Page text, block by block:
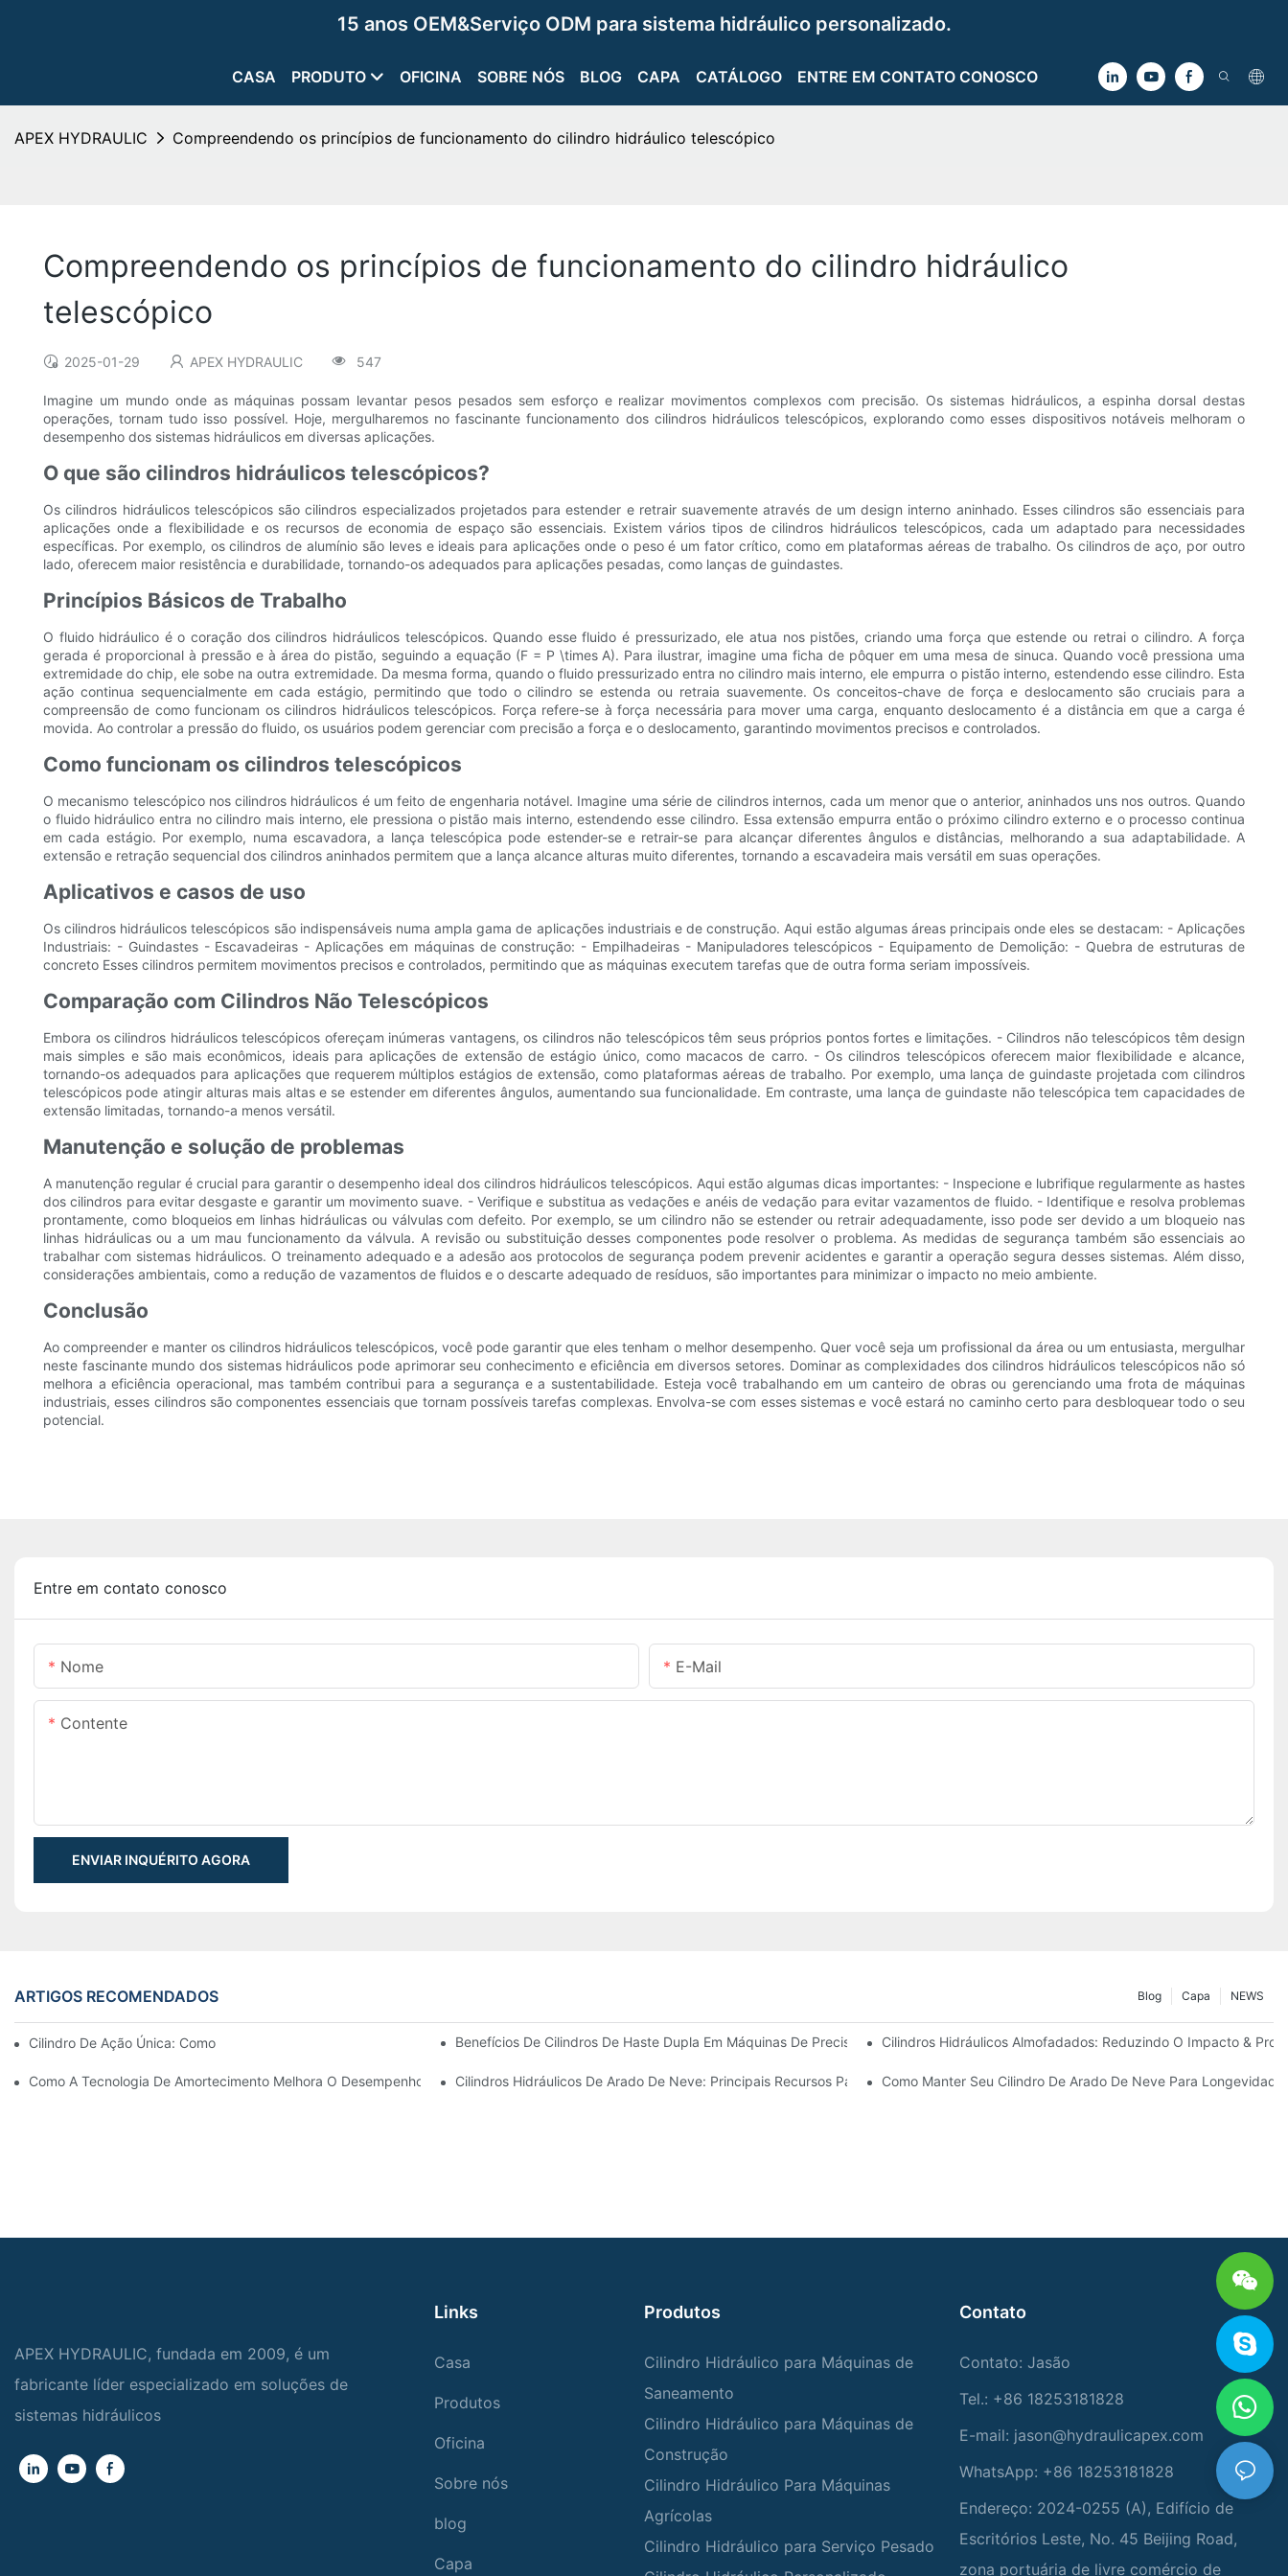
15 anos OEM&Serviço ODM para sistema hidráulico personalizado.
CASA PRODUTO OFICINA SOBRE NÓS BLOG CAPA CATÁLOGO ENTRE EM CONTATO CONOSCO
APEX HYDRAULIC Compreendendo os princípios de funcionamento do cilindro hidráulico telescópico
Compreendendo os princípios de funcionamento do cilindro hidráulico
telescópico
2025-01-29 APEX HYDRAULIC 547
Imagine um mundo onde as máquinas possam levantar pesos pesados ​​sem esforço e realizar movimentos complexos com precisão. Os sistemas hidráulicos, a espinha dorsal destas
operações, tornam tudo isso possível. Hoje, mergulharemos no fascinante funcionamento dos cilindros hidráulicos telescópicos, explorando como esses dispositivos notáveis ​​melhoram o
desempenho dos sistemas hidráulicos em diversas aplicações.
O que são cilindros hidráulicos telescópicos?
Os cilindros hidráulicos telescópicos são cilindros especializados projetados para estender e retrair suavemente através de um design interno aninhado. Esses cilindros são essenciais para
aplicações onde a flexibilidade e os recursos de economia de espaço são essenciais. Existem vários tipos de cilindros hidráulicos telescópicos, cada um adaptado para necessidades
específicas. Por exemplo, os cilindros de alumínio são leves e ideais para aplicações onde o peso é um fator crítico, como em plataformas aéreas de trabalho. Os cilindros de aço, por outro
lado, oferecem maior resistência e durabilidade, tornando-os adequados para aplicações pesadas, como lanças de guindastes.
Princípios Básicos de Trabalho
O fluido hidráulico é o coração dos cilindros hidráulicos telescópicos. Quando esse fluido é pressurizado, ele atua nos pistões, criando uma força que estende ou retrai o cilindro. A força
gerada é proporcional à pressão e à área do pistão, seguindo a equação (F = P \times A). Para ilustrar, imagine uma ficha de pôquer em uma mesa de sinuca. Quando você pressiona uma
extremidade do chip, ele sobe na outra extremidade. Da mesma forma, quando o fluido pressurizado entra no cilindro mais interno, ele empurra o pistão interno, estendendo esse cilindro. Esta
ação continua sequencialmente em cada estágio, permitindo que todo o cilindro se estenda ou retraia suavemente. Os conceitos-chave de força e deslocamento são cruciais para a
compreensão de como funcionam os cilindros hidráulicos telescópicos. Força refere-se à força necessária para mover uma carga, enquanto deslocamento é a distância em que a carga é
movida. Ao controlar a pressão do fluido, os usuários podem gerenciar com precisão a força e o deslocamento, garantindo movimentos precisos e controlados.
Como funcionam os cilindros telescópicos
O mecanismo telescópico nos cilindros hidráulicos é um feito de engenharia notável. Imagine uma série de cilindros internos, cada um menor que o anterior, aninhados uns nos outros. Quando
o fluido hidráulico entra no cilindro mais interno, ele pressiona o pistão mais interno, estendendo esse cilindro. Essa extensão empurra então o próximo cilindro externo e o processo continua
em cada estágio. Por exemplo, numa escavadora, a lança telescópica pode estender-se e retrair-se para alcançar diferentes ângulos e distâncias, melhorando a sua adaptabilidade. A
extensão e retração sequencial dos cilindros aninhados permitem que a lança alcance alturas muito diferentes, tornando a escavadeira mais versátil em suas operações.
Aplicativos e casos de uso
Os cilindros hidráulicos telescópicos são indispensáveis ​​numa ampla gama de aplicações industriais e de construção. Aqui estão algumas áreas principais onde eles se destacam: - Aplicações
Industriais: - Guindastes - Escavadeiras - Aplicações em máquinas de construção: - Empilhadeiras - Manipuladores telescópicos - Equipamento de Demolição: - Quebra de estruturas de
concreto Esses cilindros permitem movimentos precisos e controlados, permitindo que as máquinas executem tarefas que de outra forma seriam impossíveis.
Comparação com Cilindros Não Telescópicos
Embora os cilindros hidráulicos telescópicos ofereçam inúmeras vantagens, os cilindros não telescópicos têm seus próprios pontos fortes e limitações. - Cilindros não telescópicos têm design
mais simples e são mais econômicos, ideais para aplicações de extensão de estágio único, como macacos de carro. - Os cilindros telescópicos oferecem maior flexibilidade e alcance,
tornando-os adequados para aplicações que requerem múltiplos estágios de extensão, como plataformas aéreas de trabalho. Por exemplo, uma lança de guindaste projetada com cilindros
telescópicos pode atingir alturas mais altas e se estender em diferentes ângulos, aumentando sua funcionalidade. Em contraste, uma lança de guindaste não telescópica tem capacidades de
extensão limitadas, tornando-a menos versátil.
Manutenção e solução de problemas
A manutenção regular é crucial para garantir o desempenho ideal dos cilindros hidráulicos telescópicos. Aqui estão algumas dicas importantes: - Inspecione e lubrifique regularmente as hastes
dos cilindros para evitar desgaste e garantir um movimento suave. - Verifique e substitua as vedações e anéis de vedação para evitar vazamentos de fluido. - Identifique e resolva problemas
prontamente, como bloqueios em linhas hidráulicas ou válvulas com defeito. Por exemplo, se um cilindro não se estender ou retrair adequadamente, isso pode ser devido a um bloqueio nas
linhas hidráulicas ou a um mau funcionamento da válvula. A revisão ou substituição desses componentes pode resolver o problema. As medidas de segurança também são essenciais ao
trabalhar com sistemas hidráulicos. O treinamento adequado e a adesão aos protocolos de segurança podem prevenir acidentes e garantir a operação segura desses sistemas. Além disso,
considerações ambientais, como a redução de vazamentos de fluidos e o descarte adequado de resíduos, são importantes para minimizar o impacto no meio ambiente.
Conclusão
Ao compreender e manter os cilindros hidráulicos telescópicos, você pode garantir que eles tenham o melhor desempenho. Quer você seja um profissional da área ou um entusiasta, mergulhar
neste fascinante mundo dos sistemas hidráulicos pode aprimorar seu conhecimento e eficiência em diversos setores. Dominar as complexidades dos cilindros hidráulicos telescópicos não só
melhora a eficiência operacional, mas também contribui para a segurança e a sustentabilidade. Esteja você trabalhando em um canteiro de obras ou gerenciando uma frota de máquinas
industriais, esses cilindros são componentes essenciais que tornam possíveis tarefas complexas. Envolva-se com esses sistemas e você estará no caminho certo para desbloquear todo o seu
potencial.
Entre em contato conosco
Nome E-Mail
Contente
ENVIAR INQUÉRITO AGORA
ARTIGOS RECOMENDADOS NEWS
Capa
Blog
Cilindro De Ação Única: Como Funciona & Aplicações Comuns Benefícios De Cilindros De Haste Dupla Em Máquinas De Precisão Cilindros Hidráulicos Almofadados: Reduzindo O Impacto &
Como A Tecnologia De Amortecimento Melhora O Desempenho Do Cilindro HidráulicoCilindros Hidráulicos De Arado De Neve: Principais Recursos Para Condições Duras De InvernoComo Manter Seu Cilindro De Arado De Neve Para Longevidade
APEX HYDRAULIC, fundada em 2009, é um
fabricante líder especializado em soluções de
sistemas hidráulicos
Links
Casa
Produtos
Oficina
Sobre nós
blog
Capa
Produtos
Cilindro Hidráulico para Máquinas de
Saneamento
Cilindro Hidráulico para Máquinas de
Construção
Cilindro Hidráulico Para Máquinas
Agrícolas
Cilindro Hidráulico para Serviço Pesado
Contato
Contato: Jasão
Tel.: +86 18253181828
E-mail: jason@hydraulicapex.com
WhatsApp: +86 18253181828
Endereço: 2024-0255 (A), Edifício de
Escritórios Leste, No. 45 Beijing Road,
zona portuária de livre comércio de